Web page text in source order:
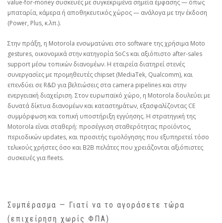
value‑for‑money συσκευές με συγκεκριμένα σημεία έμφασης — όπως
μπαταρία, κάμερα ή αποθηκευτικός χώρος — ανάλογα με την έκδοση
(Power, Plus, κ.λπ.).
Στην πράξη, η Motorola ενσωματώνει στο software της χρήσιμα Moto
gestures, οικονομικά στην κατηγορία SoCs και αξιόπιστο after‑sales
support μέσω τοπικών διανομέων. Η εταιρεία διατηρεί στενές
συνεργασίες με προμηθευτές chipset (MediaTek, Qualcomm), και
επενδύει σε R&D για βελτιώσεις στα camera pipelines και στην
ενεργειακή διαχείριση. Στον ευρωπαϊκό χώρο, η Motorola δουλεύει με
δυνατά δίκτυα διανομέων και καταστημάτων, εξασφαλίζοντας CE
συμμόρφωση και τοπική υποστήριξη εγγύησης. Η στρατηγική της
Motorola είναι σταθερή: προσέγγιση σταθερότητας προϊόντος,
περιοδικών updates, και προσιτής τιμολόγησης που εξυπηρετεί τόσο
τελικούς χρήστες όσο και B2B πελάτες που χρειάζονται αξιόπιστες
συσκευές για fleets.
Συμπέρασμα — Γιατί να το αγοράσετε τώρα
(επιχείρηση χωρίς ΦΠΑ)